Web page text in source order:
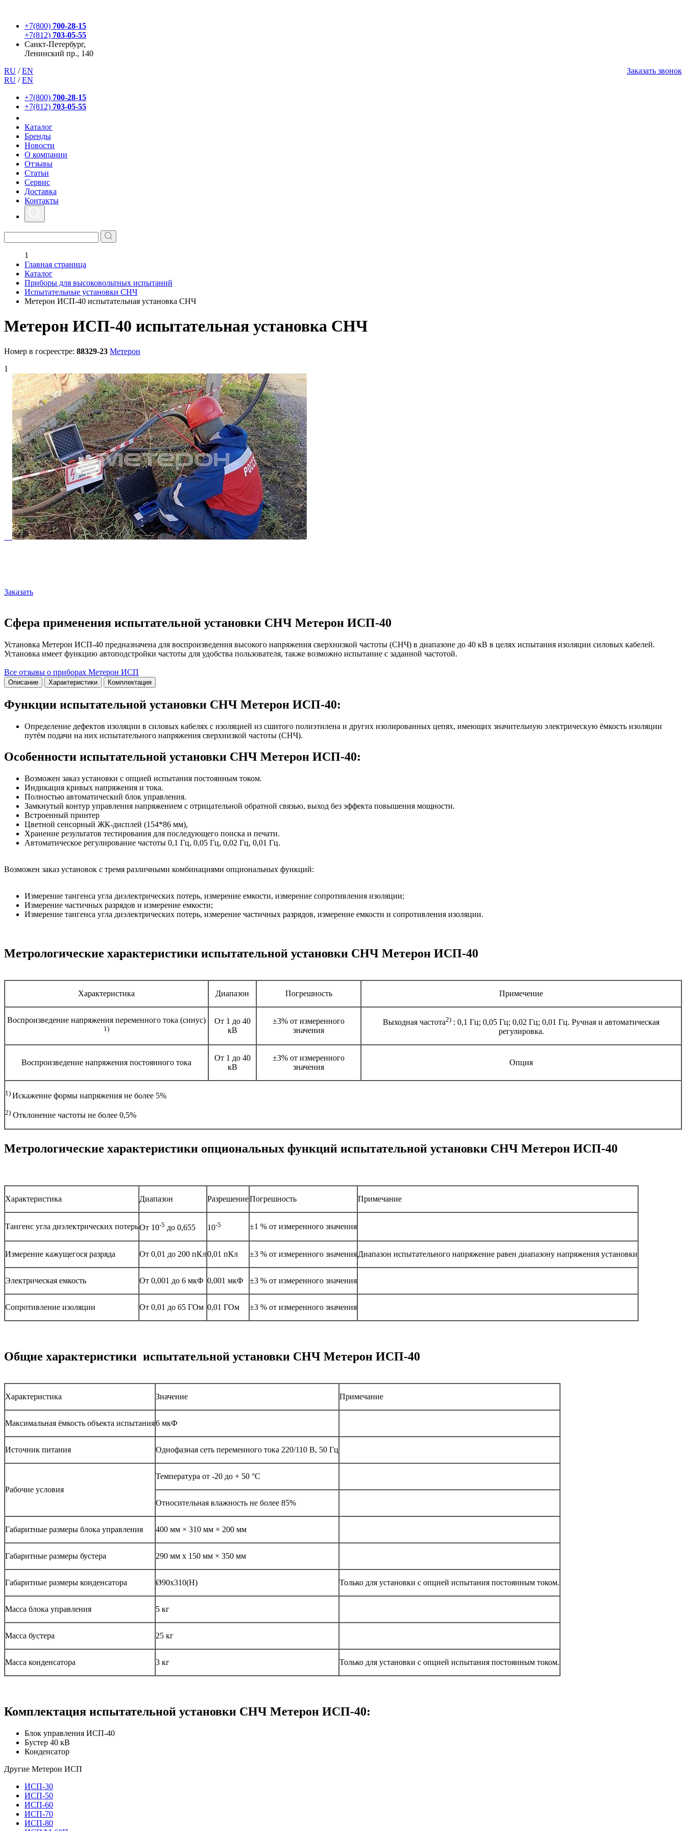
+7(800) 700-28-15
+7(812) 703-05-55
Санкт-Петербург,
Ленинский пр., 140
RU / EN
Заказать звонок
RU / EN
+7(800) 700-28-15
+7(812) 703-05-55
Каталог
Бренды
Новости
О компании
Отзывы
Статьи
Сервис
Доставка
Контакты
1
Главная страница
Каталог
Приборы для высоковольтных испытаний
Испытательные установки СНЧ
Метерон ИСП-40 испытательная установка СНЧ
Метерон ИСП-40 испытательная установка СНЧ
Номер в госреестре: 88329-23 Метерон
1
Заказать
Сфера применения испытательной установки СНЧ Метерон ИСП-40
Установка Метерон ИСП-40 предназначена для воспроизведения высокого напряжения сверхнизкой частоты (СНЧ) в диапазоне до 40 кВ в целях испытания изоляции силовых кабелей.
Установка имеет функцию автоподстройки частоты для удобства пользователя, также возможно испытание с заданной частотой.
Все отзывы о приборах Метерон ИСП
Описание Характеристики Комплектация
Функции испытательной установки СНЧ Метерон ИСП-40:
Определение дефектов изоляции в силовых кабелях с изоляцией из сшитого полиэтилена и других изолированных цепях, имеющих значительную электрическую ёмкость изоляции
путём подачи на них испытательного напряжения сверхнизкой частоты (СНЧ).
Особенности испытательной установки СНЧ Метерон ИСП-40:
Возможен заказ установки с опцией испытания постоянным током.
Индикация кривых напряжения и тока.
Полностью автоматический блок управления.
Замкнутый контур управления напряжением с отрицательной обратной связью, выход без эффекта повышения мощности.
Встроенный принтер
Цветной сенсорный ЖК-дисплей (154*86 мм),
Хранение результатов тестирования для последующего поиска и печати.
Автоматическое регулирование частоты 0,1 Гц, 0,05 Гц, 0,02 Гц, 0,01 Гц.
Возможен заказ установок с тремя различными комбинациями опциональных функций:
Измерение тангенса угла диэлектрических потерь, измерение емкости, измерение сопротивления изоляции;
Измерение частичных разрядов и измерение емкости;
Измерение тангенса угла диэлектрических потерь, измерение частичных разрядов, измерение емкости и сопротивления изоляции.
Метрологические характеристики испытательной установки СНЧ Метерон ИСП-40
Характеристика Диапазон Погрешность Примечение
Воспроизведение напряжения переменного тока (синус)
1)
От 1 до 40
кВ
±3% от измеренного
значения
Выходная частота2) : 0,1 Гц; 0,05 Гц; 0,02 Гц; 0,01 Гц. Ручная и автоматическая
регулировка.
Воспроизведение напряжения постоянного тока
От 1 до 40
кВ
±3% от измеренного
значения
Опция
1) Искажение формы напряжения не более 5%
2) Отклонение частоты не более 0,5%
Метрологические характеристики опциональных функций испытательной установки СНЧ Метерон ИСП-40
Характеристика Диапазон РазрешениеПогрешность Примечание
Тангенс угла диэлектрических потерьОт 10-5 до 0,655 10-5 ±1 % от измеренного значения
Измерение кажущегося разряда От 0,01 до 200 пКл0,01 пКл ±3 % от измеренного значенияДиапазон испытательного напряжение равен диапазону напряжения установки
Электрическая емкость От 0,001 до 6 мкФ 0,001 мкФ ±3 % от измеренного значения
Сопротивление изоляции От 0,01 до 65 ГОм 0,01 ГОм ±3 % от измеренного значения
Общие характеристики испытательной установки СНЧ Метерон ИСП-40
Характеристика Значение Примечание
Максимальная ёмкость объекта испытания6 мкФ
Источник питания Однофазная сеть переменного тока 220/110 В, 50 Гц
Рабочие условия
Температура от -20 до + 50 °C
Относительная влажность не более 85%
Габаритные размеры блока управления 400 мм × 310 мм × 200 мм
Габаритные размеры бустера 290 мм x 150 мм × 350 мм
Габаритные размеры конденсатора Ø90x310(H) Только для установки с опцией испытания постоянным током.
Масса блока управления 5 кг
Масса бустера 25 кг
Масса конденсатора 3 кг Только для установки с опцией испытания постоянным током.
Комплектация испытательной установки СНЧ Метерон ИСП-40:
Блок управления ИСП-40
Бустер 40 кВ
Конденсатор
Другие Метерон ИСП
ИСП-30
ИСП-50
ИСП-60
ИСП-70
ИСП-80